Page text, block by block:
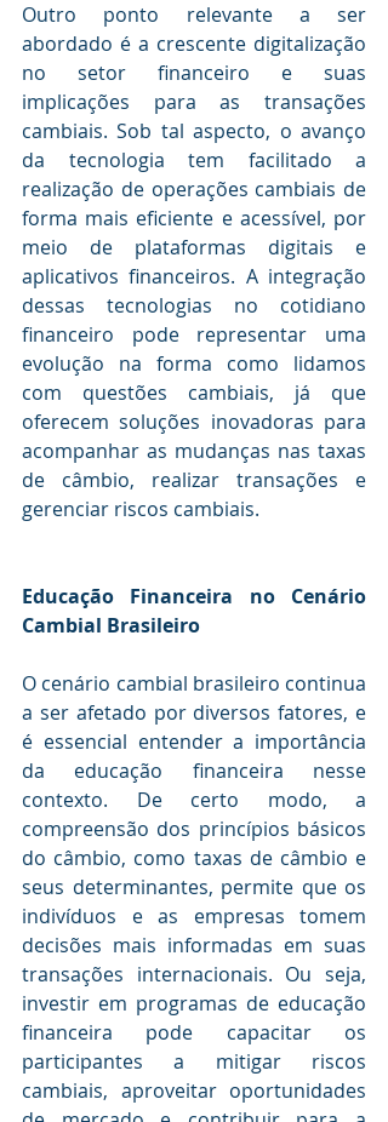
Outro ponto relevante a ser
abordado é a crescente digitalização
no setor financeiro e suas
implicações para as transações
cambiais. Sob tal aspecto, o avanço
da tecnologia tem facilitado a
realização de operações cambiais de
forma mais eficiente e acessível, por
meio de plataformas digitais e
aplicativos financeiros. A integração
dessas tecnologias no cotidiano
financeiro pode representar uma
evolução na forma como lidamos
com questões cambiais, já que
oferecem soluções inovadoras para
acompanhar as mudanças nas taxas
de câmbio, realizar transações e
gerenciar riscos cambiais.
Educação Financeira no Cenário
Cambial Brasileiro
O cenário cambial brasileiro continua
a ser afetado por diversos fatores, e
é essencial entender a importância
da educação financeira nesse
contexto. De certo modo, a
compreensão dos princípios básicos
do câmbio, como taxas de câmbio e
seus determinantes, permite que os
indivíduos e as empresas tomem
decisões mais informadas em suas
transações internacionais. Ou seja,
investir em programas de educação
financeira pode capacitar os
participantes a mitigar riscos
cambiais, aproveitar oportunidades